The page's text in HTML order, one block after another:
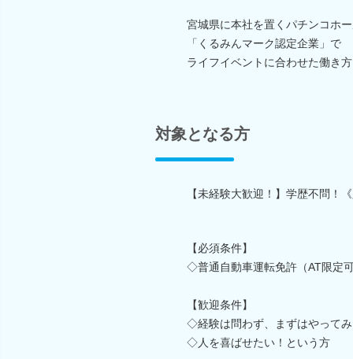
宮城県に本社を置くパチンコホ
「くるみんマーク認定企業」で
ライフイベントに合わせた働き
対象となる方
【未経験大歓迎！】学歴不問！
【必須条件】
◇普通自動車運転免許（AT限定
【歓迎条件】
◇経験は問わず、まずはやって
◇人を喜ばせたい！という方